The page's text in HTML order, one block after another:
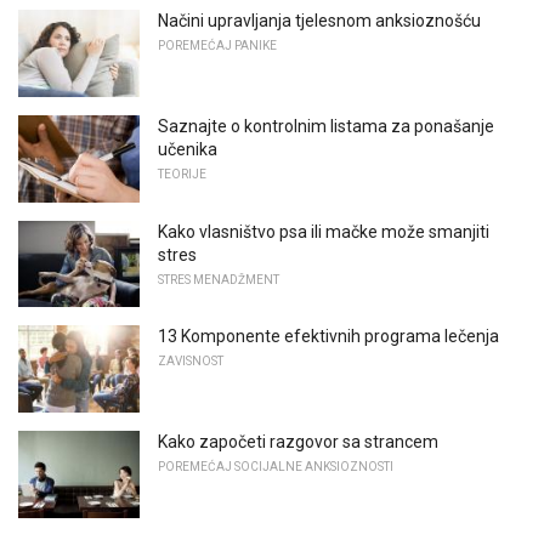
Načini upravljanja tjelesnom anksioznošću
POREMEĆAJ PANIKE
Saznajte o kontrolnim listama za ponašanje
učenika
TEORIJE
Kako vlasništvo psa ili mačke može smanjiti
stres
STRES MENADŽMENT
13 Komponente efektivnih programa lečenja
ZAVISNOST
Kako započeti razgovor sa strancem
POREMEĆAJ SOCIJALNE ANKSIOZNOSTI